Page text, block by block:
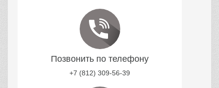
Позвонить по телефону
+7 (812) 309-56-39